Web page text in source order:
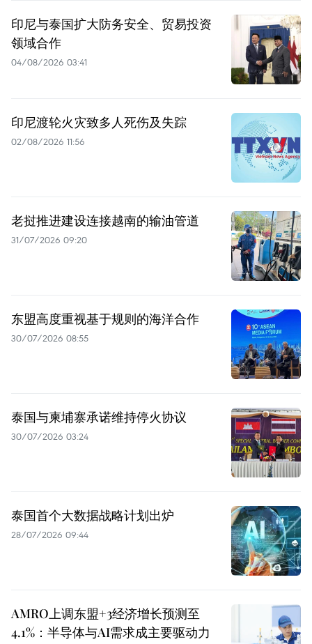
印尼与泰国扩大防务安全、贸易投资
领域合作
04/08/2026 03:41
印尼渡轮火灾致多人死伤及失踪
02/08/2026 11:56
老挝推进建设连接越南的输油管道
31/07/2026 09:20
东盟高度重视基于规则的海洋合作
30/07/2026 08:55
泰国与柬埔寨承诺维持停火协议
30/07/2026 03:24
泰国首个大数据战略计划出炉
28/07/2026 09:44
AMRO上调东盟+3经济增长预测至
4.1%：半导体与AI需求成主要驱动力